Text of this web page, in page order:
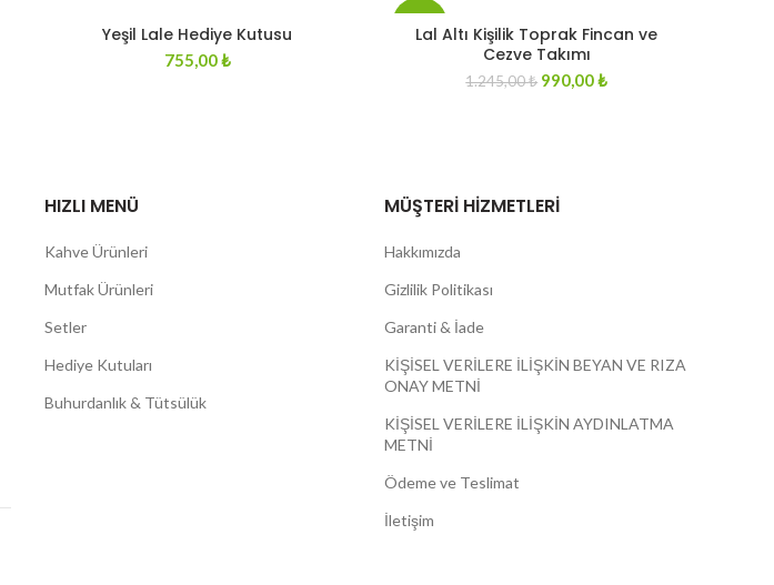
Yeşil Lale Hediye Kutusu
755,00₺
-20%
Lal Altı Kişilik Toprak Fincan ve
Cezve Takımı
1.245,00₺ Original
990,00₺Current
HIZLI MENÜ
Kahve Ürünleri
Mutfak Ürünleri
Setler
Hediye Kutuları
Buhurdanlık & Tütsülük
MÜŞTERI HIZMETLERI
Hakkımızda
Gizlilik Politikası
Garanti & İade
KİŞİSEL VERİLERE İLİŞKİN BEYAN VE RIZA
ONAY METNİ
KİŞİSEL VERİLERE İLİŞKİN AYDINLATMA
METNİ
Ödeme ve Teslimat
İletişim